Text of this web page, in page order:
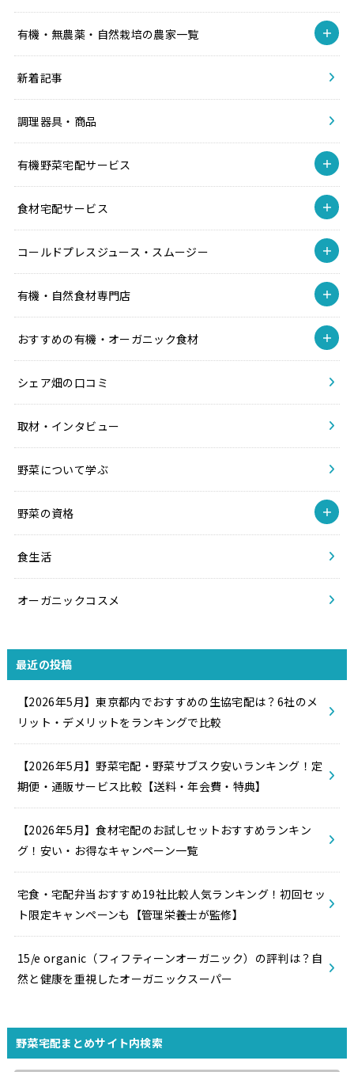
有機・無農薬・自然栽培の農家一覧
新着記事
調理器具・商品
有機野菜宅配サービス
食材宅配サービス
コールドプレスジュース・スムージー
有機・自然食材専門店
おすすめの有機・オーガニック食材
シェア畑の口コミ
取材・インタビュー
野菜について学ぶ
野菜の資格
食生活
オーガニックコスメ
最近の投稿
【2026年5月】東京都内でおすすめの生協宅配は？6社のメ
リット・デメリットをランキングで比較
【2026年5月】野菜宅配・野菜サブスク安いランキング！定
期便・通販サービス比較【送料・年会費・特典】
【2026年5月】食材宅配のお試しセットおすすめランキン
グ！安い・お得なキャンペーン一覧
宅食・宅配弁当おすすめ19社比較人気ランキング！初回セッ
ト限定キャンペーンも【管理栄養士が監修】
15/e organic（フィフティーンオーガニック）の評判は？自
然と健康を重視したオーガニックスーパー
野菜宅配まとめサイト内検索